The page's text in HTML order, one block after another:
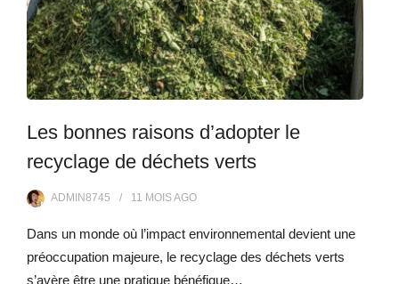
Les bonnes raisons d’adopter le
recyclage de déchets verts
ADMIN8745 11 MOISAGO
Dans un monde où l’impact environnemental devient une
préoccupation majeure, le recyclage des déchets verts
s’avère être une pratique bénéfique…